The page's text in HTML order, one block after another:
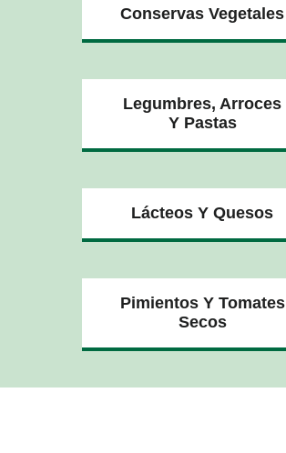
Conservas Vegetales
Legumbres, Arroces
Y Pastas
Lácteos Y Quesos
Pimientos Y Tomates
Secos